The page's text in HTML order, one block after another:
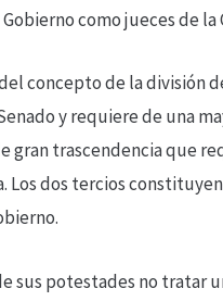
como jueces de la
concepto de la división
y requiere de una
gran trascendencia que
Los dos tercios
sus potestades no tratar